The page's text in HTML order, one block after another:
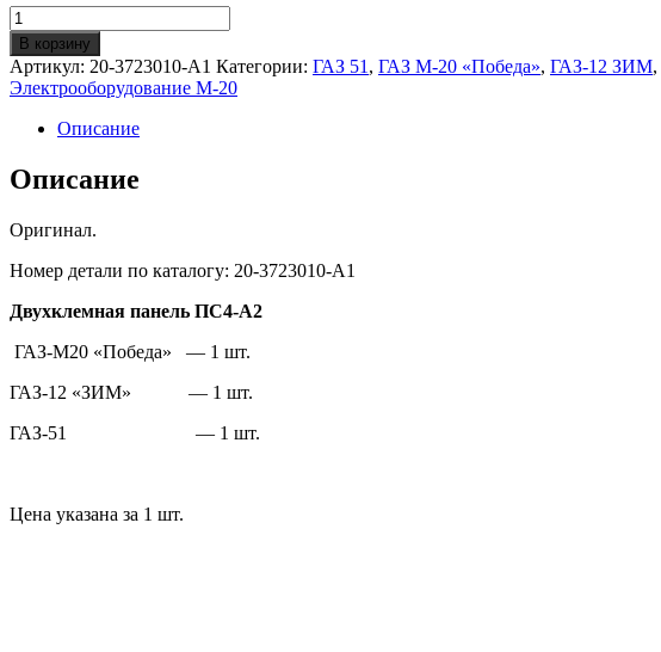
Количество
Панель
проводов
соединительная
ПС4-
М20/12/51
(ОРИГИНАЛ)
В корзину
Артикул: 20-3723010-А1 Категории: ГАЗ 51 , ГАЗ М-20 «Победа», ГАЗ-12 ЗИМ,
Электрооборудование М-20
Описание
Описание
Оригинал.
Номер детали по каталогу: 20-3723010-А1
Двухклемная панель ПС4-А2
ГАЗ-М20 «Победа» — 1 шт.
ГАЗ-12 «ЗИМ» — 1 шт.
ГАЗ-51 — 1 шт.
Цена указана за 1 шт.